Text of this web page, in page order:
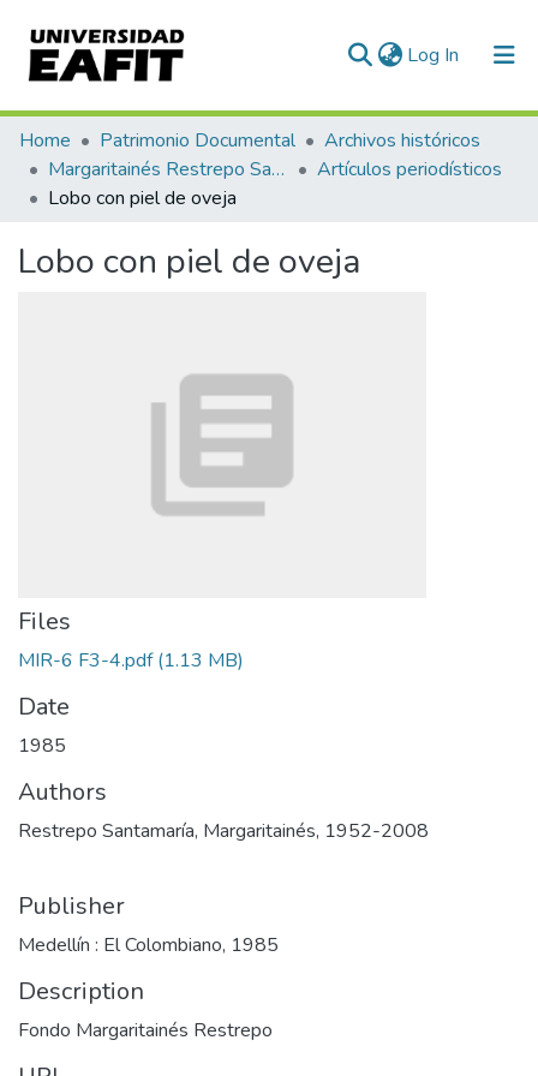
Log In (current)
Communities & Collections
All of DSpace
Home Patrimonio Documental
Archivos históricos
Margaritainés Restrepo Santamaría
Artículos periodísticos
Lobo con piel de oveja
Lobo con piel de oveja
Files
MIR-6 F3-4.pdf(1.13 MB)
Date
1985
Authors
Restrepo Santamaría, Margaritainés, 1952-2008
Publisher
Medellín : El Colombiano, 1985
Description
Fondo Margaritainés Restrepo